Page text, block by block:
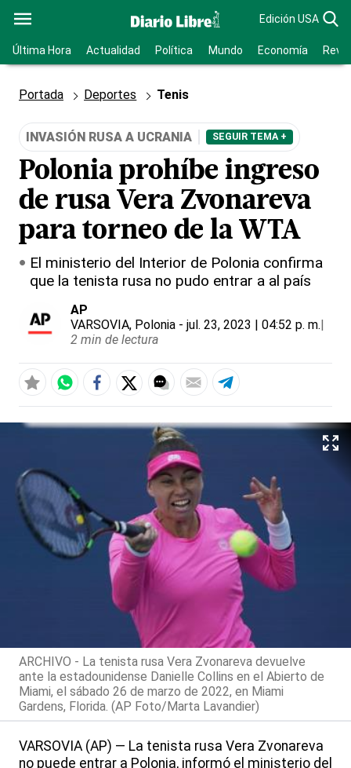
Edición USA
Última Hora Actualidad Política Mundo Economía
Portada Deportes Tenis
INVASIÓN RUSA A UCRANIA SEGUIR TEMA +
Polonia prohíbe ingreso
de rusa Vera Zvonareva
para torneo de la WTA
El ministerio del Interior de Polonia confirma
que la tenista rusa no pudo entrar a al país
AP
VARSOVIA, Polonia - jul. 23, 2023 | 04:52 p. m.|
2 min de lectura
ARCHIVO - La tenista rusa Vera Zvonareva devuelve
ante la estadounidense Danielle Collins en el Abierto de
Miami, el sábado 26 de marzo de 2022, en Miami
Gardens, Florida. (AP Foto/Marta Lavandier)
VARSOVIA (AP) — La tenista rusa Vera Zvonareva
no puede entrar a Polonia, informó el ministerio del